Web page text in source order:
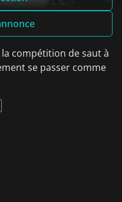
compétition de saut à
se passer comme